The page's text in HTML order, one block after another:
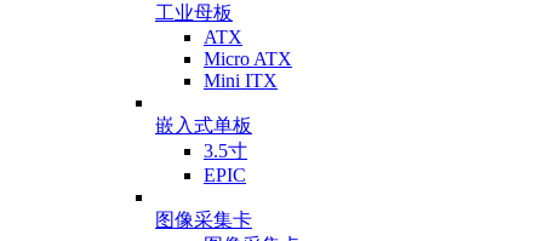
工业母板
ATX
Micro ATX
Mini ITX
嵌入式单板
3.5寸
EPIC
图像采集卡